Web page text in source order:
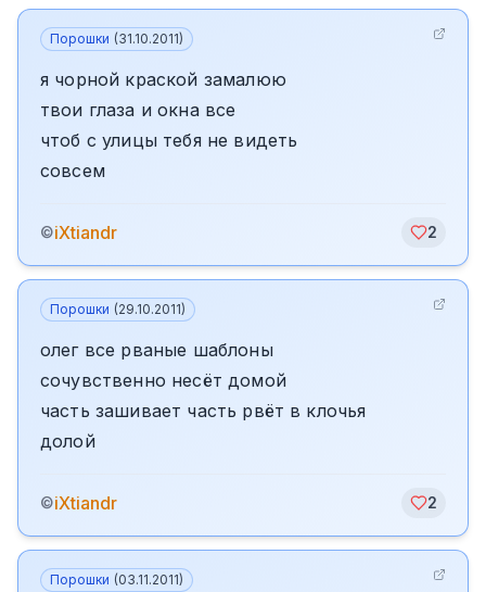
Порошки (31.10.2011)
я чорной краской замалюю
твои глаза и окна все
чтоб с улицы тебя не видеть
совсем
©iXtiandr 2
Порошки (29.10.2011)
олег все рваные шаблоны
сочувственно несёт домой
часть зашивает часть рвёт в клочья
долой
©iXtiandr 2
Порошки (03.11.2011)